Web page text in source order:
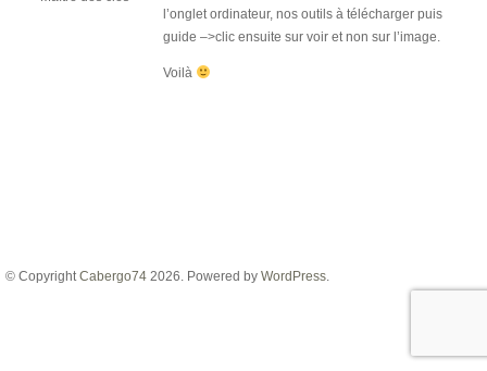
l’onglet ordinateur, nos outils à télécharger puis
guide –>clic ensuite sur voir et non sur l’image.
Voilà
© CopyrightCabergo74 2026. Powered by WordPress.